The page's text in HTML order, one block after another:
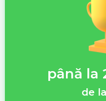
până la
de